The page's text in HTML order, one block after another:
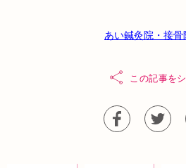
あい鍼灸院・接
この記事を